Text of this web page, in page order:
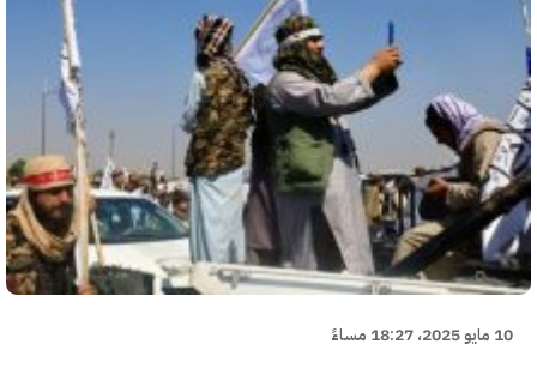
10 مايو 2025، 18:27 مساءً